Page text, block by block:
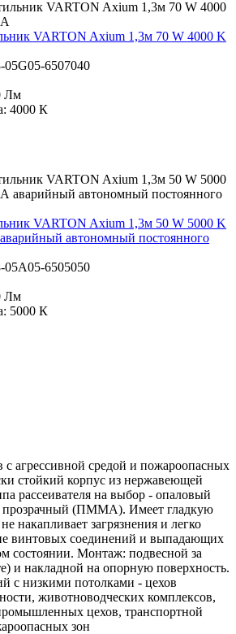
VARTON Axium 1,3м 70 W 4000 K
6507040
Лм
4000 К
VARTON Axium 1,3м 50 W 5000 K
автономный постоянного
05A05-6505050
Лм
5000 К
с агрессивной средой и пожароопасных
стойкий корпус из нержавеющей
рассеивателя на выбор - опаловый
прозрачный (ПММА). Имеет гладкую
накапливает загрязнения и легко
винтовых соединений и выпадающих
состоянии. Монтаж: подвесной за
и накладной на опорную поверхность.
с низкими потолками - цехов
животноводческих комплексов,
цехов, транспортной
зон